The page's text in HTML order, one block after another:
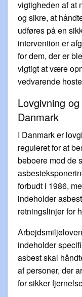
vigtigheden af at
og sikre, at
udføres på en
intervention er
for dem, der er
vigtigt at være
vedvarende
Lovgivning
Danmark
I Danmark er
reguleret for at
beboere mod de
forbudt i 1986,
indeholder
retningslinjer for
indeholder
asbest skal
af personer, der
for sikker